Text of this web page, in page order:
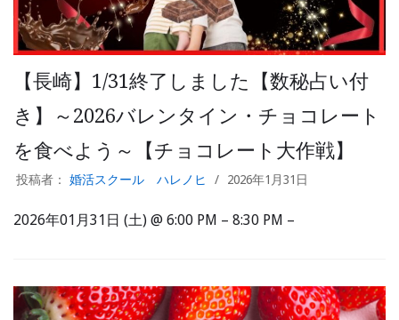
【長崎】1/31終了しました【数秘占い付
き】～2026バレンタイン・チョコレート
を食べよう～【チョコレート大作戦】
投稿者： 婚活スクール ハレノヒ 2026年1月31日
2026年01月31日 (土) @ 6:00 PM – 8:30 PM –